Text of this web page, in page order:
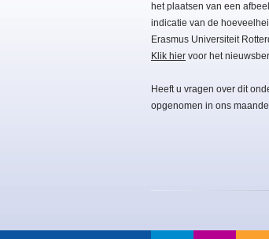
het plaatsen van een
indicatie van de
Erasmus Universiteit
Klik hier voor het
Heeft u vragen over dit
opgenomen in ons